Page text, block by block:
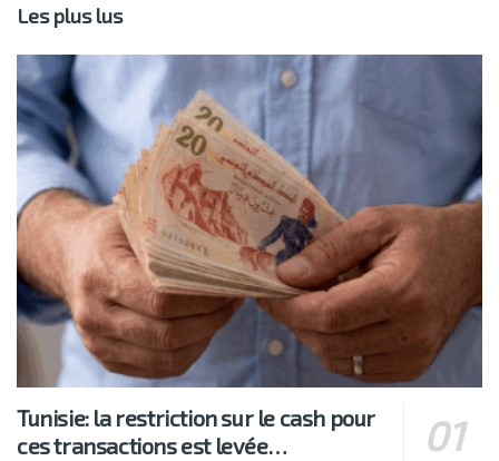
Les plus lus
Tunisie: la restriction sur le cash pour
ces transactions est levée…